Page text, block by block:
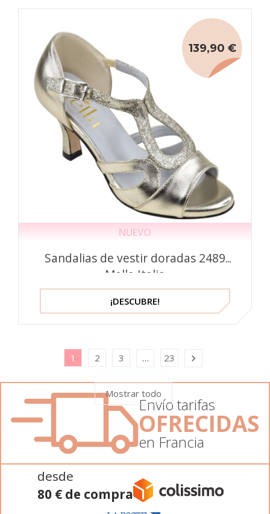
NUEVO
Sandalias de vestir doradas 2489
Mella Italia
139,90 €
¡DESCUBRE!
1 2 3 … 23 
Mostrar todo
Envío tarifas
OFRECIDAS
en Francia
desde
80 € de compra